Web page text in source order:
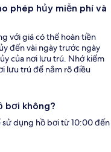
phép hủy miễn phí và
với giá có thể hoàn tiền
đến vài ngày trước ngày
của nơi lưu trú. Nhớ kiểm
lưu trú để nắm rõ điều
bơi không?
sử dụng hồ bơi từ 10:00 đến